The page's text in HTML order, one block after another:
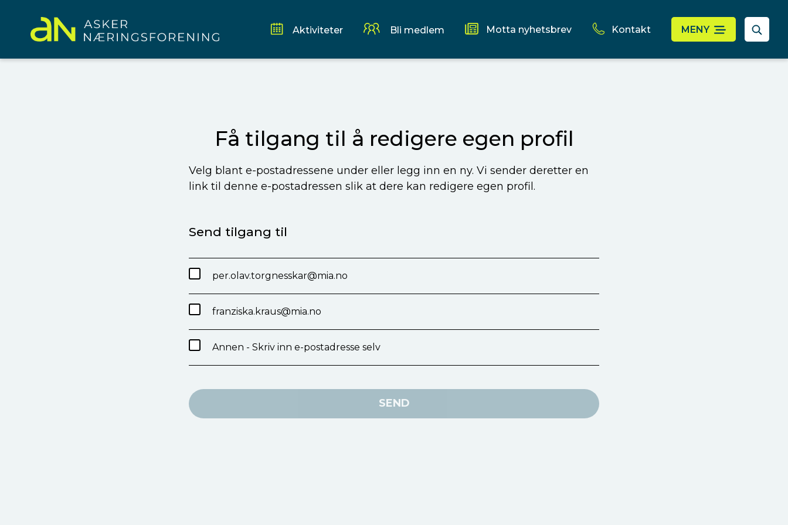
Aktiviteter Bli medlem Motta nyhetsbrev Kontakt MENY
Få tilgang til å redigere egen profil
Velg blant e-postadressene under eller legg inn en ny. Vi sender deretter en
link til denne e-postadressen slik at dere kan redigere egen profil.
Send tilgang til
per.olav.torgnesskar@mia.no
franziska.kraus@mia.no
Annen - Skriv inn e-postadresse selv
SEND